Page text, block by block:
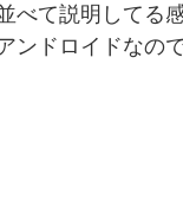
べて説明してる
ンドロイドなの